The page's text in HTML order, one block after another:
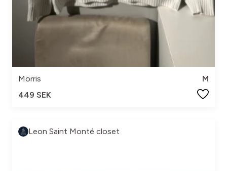
Morris
M
449 SEK
Leon Saint Monté closet